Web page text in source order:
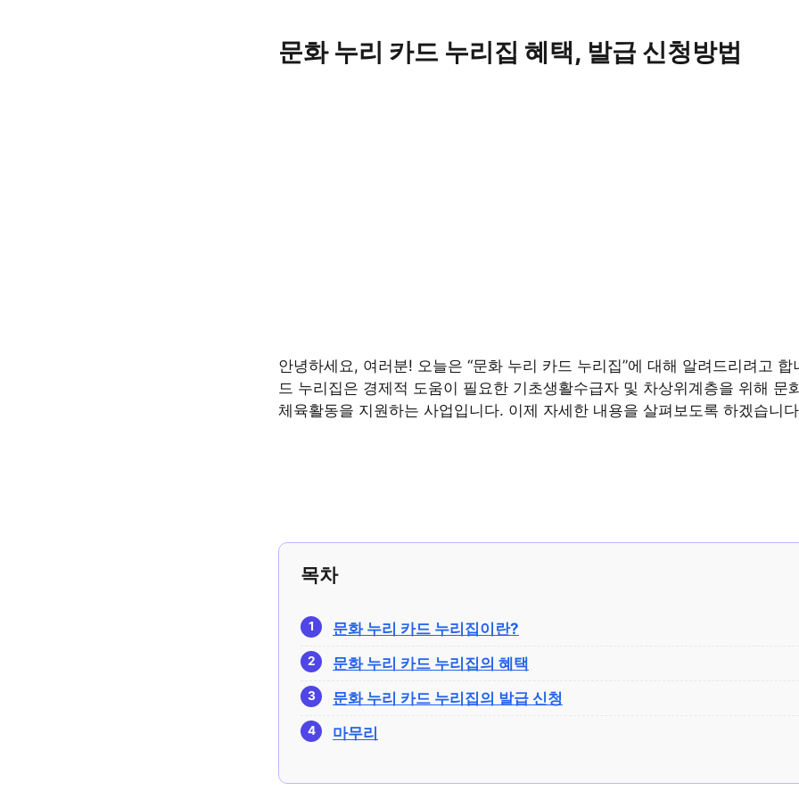
문화 누리 카드 누리집 혜택, 발급 신청방법
안녕하세요, 여러분! 오늘은 “문화 누리 카드 누리집”에 대해 알려드리려고
드 누리집은 경제적 도움이 필요한 기초생활수급자 및 차상위계층을 위해 문
체육활동을 지원하는 사업입니다. 이제 자세한 내용을 살펴보도록 하겠습니
목차
문화 누리 카드 누리집이란?
문화 누리 카드 누리집의 혜택
문화 누리 카드 누리집의 발급 신청
마무리